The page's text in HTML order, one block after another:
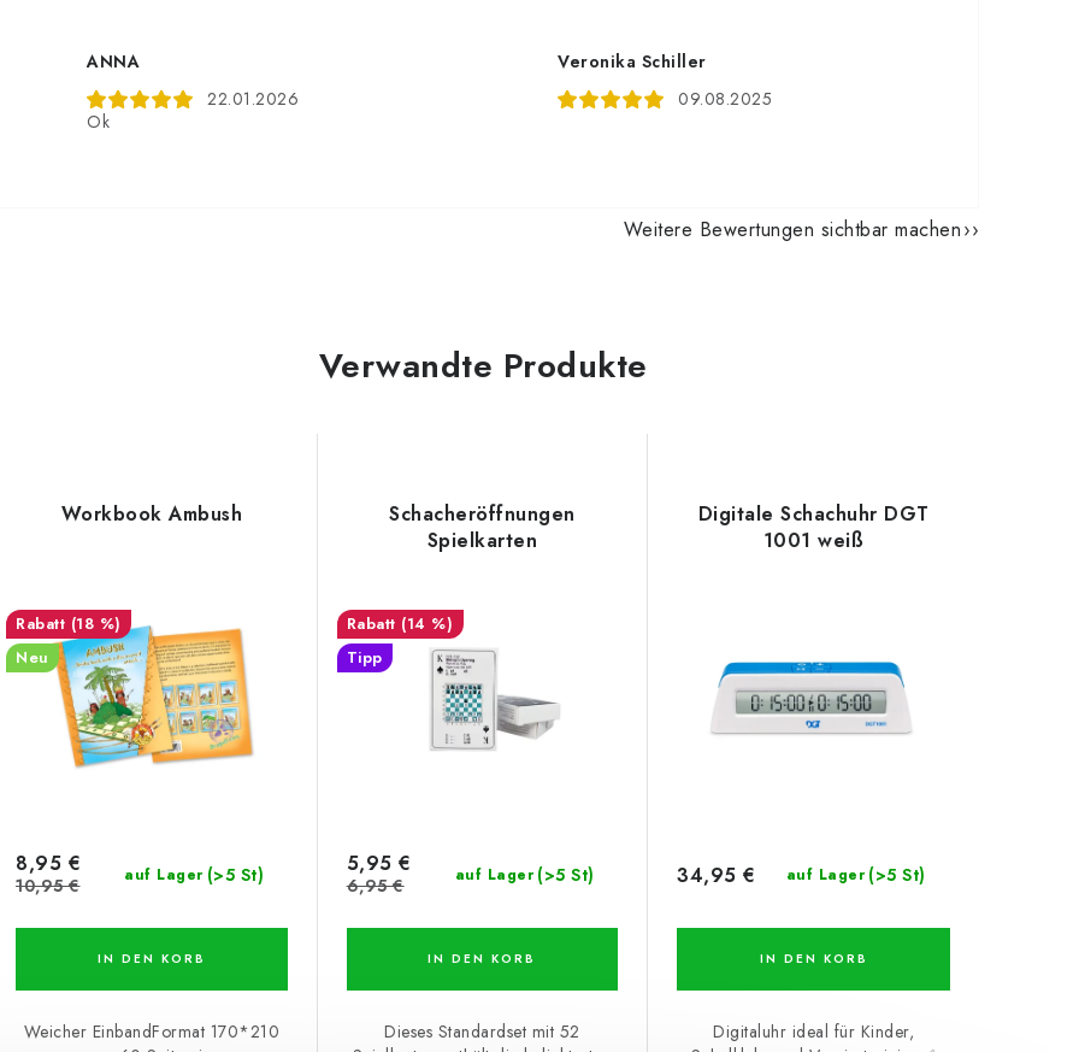
ANNA
22.01.2026
Ok
Veronika Schiller
09.08.2025
Weitere Bewertungen sichtbar machen
Verwandte Produkte
Workbook Ambush
(18 %)
Neu
auf Lager (>5 St)
8,95 €
10,95 €
IN DEN KORB
Weicher EinbandFormat 170*210
Schacheröffnungen
Spielkarten
(14 %)
Tipp
auf Lager (>5 St)
5,95 €
6,95 €
IN DEN KORB
Dieses Standardset mit 52
Digitale Schachuhr DGT
1001 weiß
auf Lager (>5 St)
34,95 €
IN DEN KORB
Digitaluhr ideal für Kinder,